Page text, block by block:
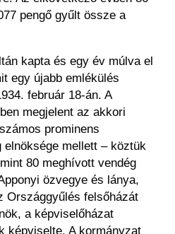
pengő gyűlt össze a
kapta és egy év múlva el
egy újabb emlékülés
február 18-án. A
megjelent az akkori
prominens
elnöksége mellett – köztük
80 meghívott vendég
özvegye és lánya,
Országgyűlés felsőházát
a képviselőházat
képviselte. A kormányzat